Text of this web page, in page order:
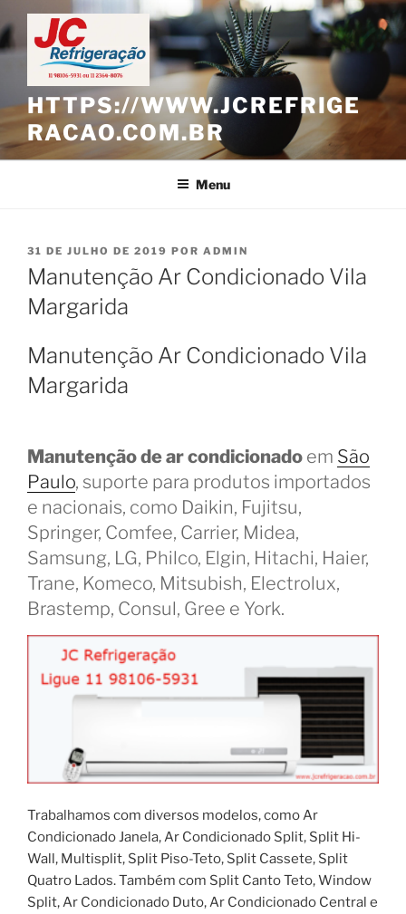
Pular
para
o
conteúdo
HTTPS://WWW.JCREFRIGE
RACAO.COM.BR
Menu
PUBLICADO
EM
31 DE JULHO DE 2019 POR ADMIN
Manutenção Ar Condicionado Vila
Margarida
Manutenção Ar Condicionado Vila
Margarida
Manutenção de ar condicionado em São
Paulo, suporte para produtos importados
e nacionais, como Daikin, Fujitsu,
Springer, Comfee, Carrier, Midea,
Samsung, LG, Philco, Elgin, Hitachi, Haier,
Trane, Komeco, Mitsubish, Electrolux,
Brastemp, Consul, Gree e York.
Trabalhamos com diversos modelos, como Ar
Condicionado Janela, Ar Condicionado Split, Split Hi-
Wall, Multisplit, Split Piso-Teto, Split Cassete, Split
Quatro Lados. Também com Split Canto Teto, Window
Split, Ar Condicionado Duto, Ar Condicionado Central e